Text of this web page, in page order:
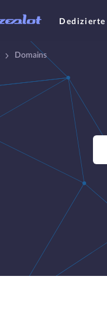
Dedizierte
Domains